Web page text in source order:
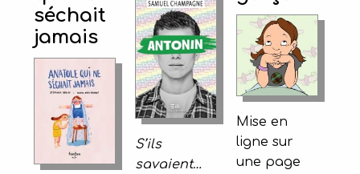
séchait
jamais
S’ils
savaient…
Mise en
ligne sur
une page